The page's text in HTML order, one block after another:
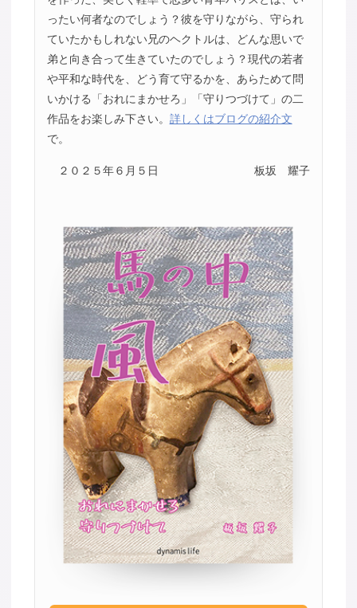
ったい何者なのでしょう？彼を守りながら、守られ
ていたかもしれない兄のヘクトルは、どんな思いで
弟と向き合って生きていたのでしょう？現代の若者
や平和な時代を、どう育て守るかを、あらためて問
いかける「おれにまかせろ」「守りつづけて」の二
作品をお楽しみ下さい。 詳しくはブログの紹介文
で。
２０２５年６月５日 板坂 耀子